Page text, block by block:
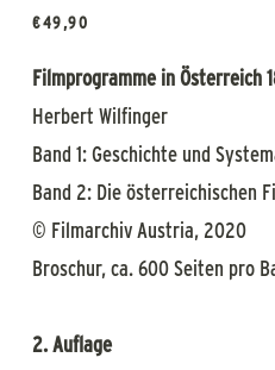
€49,90
Filmprogramme in Österreich
Herbert Wilfinger
Band 1: Geschichte und
Band 2: Die österreichischen
© Filmarchiv Austria, 2020
Broschur, ca. 600 Seiten pro
2. Auflage